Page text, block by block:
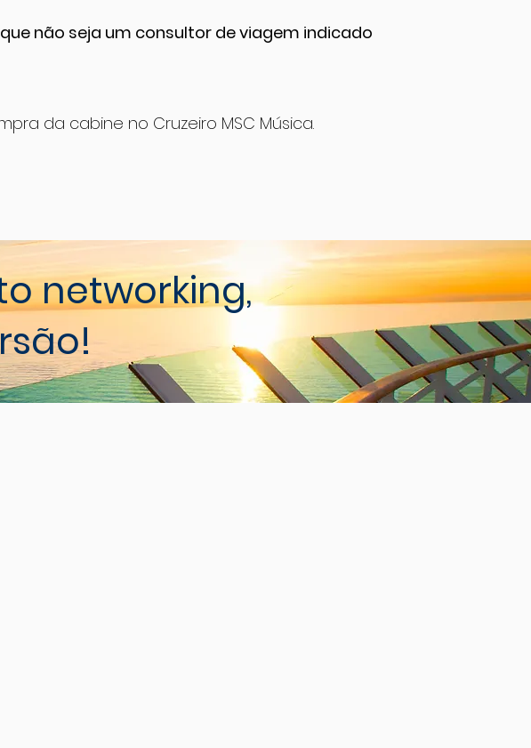
não seja um consultor de viagem indicado
da cabine no Cruzeiro MSC Música.
networking,